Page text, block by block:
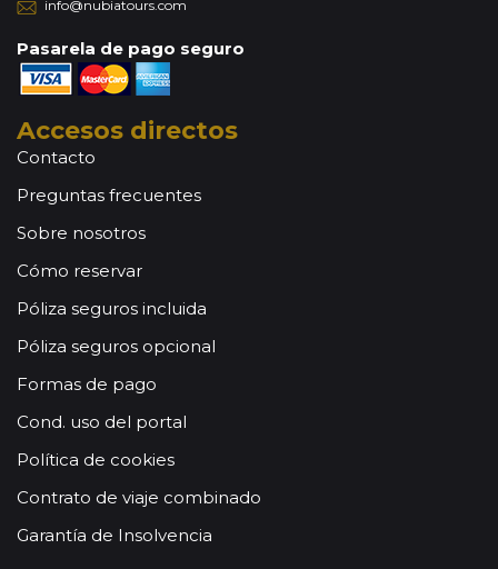
info@nubiatours.com
Pasarela de pago seguro
Accesos directos
Contacto
Preguntas frecuentes
Sobre nosotros
Cómo reservar
Póliza seguros incluida
Póliza seguros opcional
Formas de pago
Cond. uso del portal
Política de cookies
Contrato de viaje combinado
Garantía de Insolvencia